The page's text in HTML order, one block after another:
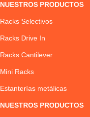
NUESTROS PRODUCTOS
Racks Selectivos
Racks Drive In
Racks Cantilever
Mini Racks
Estanterías metálicas
NUESTROS PRODUCTOS